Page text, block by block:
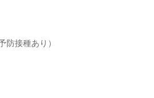
防接種あり）